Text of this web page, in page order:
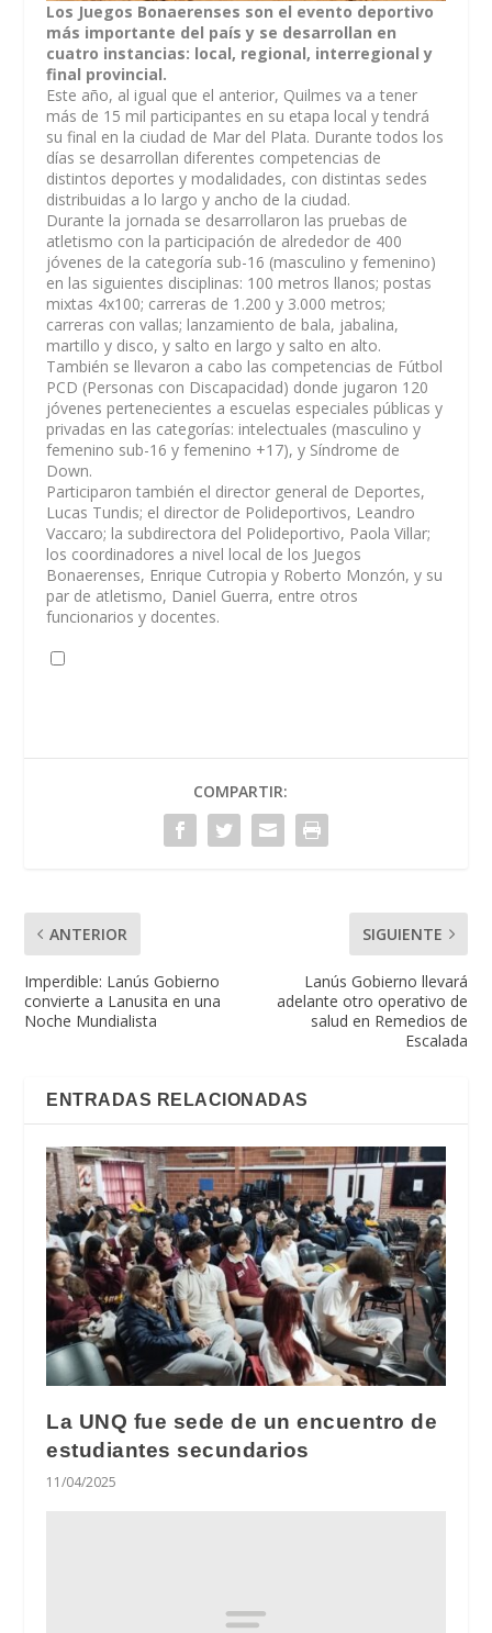
Los Juegos Bonaerenses son el evento deportivo
más importante del país y se desarrollan en
cuatro instancias: local, regional, interregional y
final provincial.
Este año, al igual que el anterior, Quilmes va a tener
más de 15 mil participantes en su etapa local y tendrá
su final en la ciudad de Mar del Plata. Durante todos los
días se desarrollan diferentes competencias de
distintos deportes y modalidades, con distintas sedes
distribuidas a lo largo y ancho de la ciudad.
Durante la jornada se desarrollaron las pruebas de
atletismo con la participación de alrededor de 400
jóvenes de la categoría sub-16 (masculino y femenino)
en las siguientes disciplinas: 100 metros llanos; postas
mixtas 4x100; carreras de 1.200 y 3.000 metros;
carreras con vallas; lanzamiento de bala, jabalina,
martillo y disco, y salto en largo y salto en alto.
También se llevaron a cabo las competencias de Fútbol
PCD (Personas con Discapacidad) donde jugaron 120
jóvenes pertenecientes a escuelas especiales públicas y
privadas en las categorías: intelectuales (masculino y
femenino sub-16 y femenino +17), y Síndrome de
Down.
Participaron también el director general de Deportes,
Lucas Tundis; el director de Polideportivos, Leandro
Vaccaro; la subdirectora del Polideportivo, Paola Villar;
los coordinadores a nivel local de los Juegos
Bonaerenses, Enrique Cutropia y Roberto Monzón, y su
par de atletismo, Daniel Guerra, entre otros
funcionarios y docentes.
COMPARTIR:
ANTERIOR
Imperdible: Lanús Gobierno
convierte a Lanusita en una
Noche Mundialista
SIGUIENTE
Lanús Gobierno llevará
adelante otro operativo de
salud en Remedios de
Escalada
ENTRADAS RELACIONADAS
La UNQ fue sede de un encuentro de
estudiantes secundarios
11/04/2025